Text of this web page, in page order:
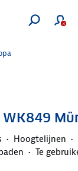
Hoogtelijnen
Te